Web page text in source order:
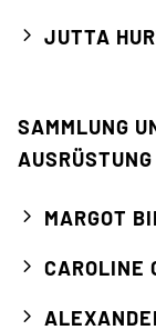
JUTTA
SAMMLUNG
MARGOT
CAROLINE